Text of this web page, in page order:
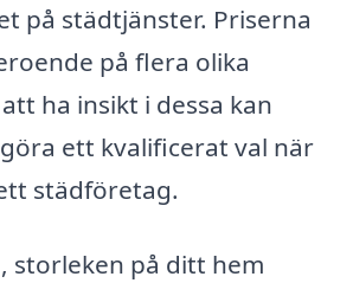
på städtjänster. Priserna
på flera olika
ha insikt i dessa kan
ett kvalificerat val när
städföretag.
storleken på ditt hem